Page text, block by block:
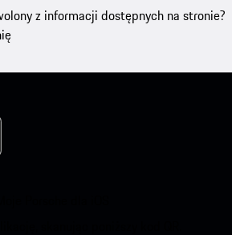
z informacji dostępnych na stronie?